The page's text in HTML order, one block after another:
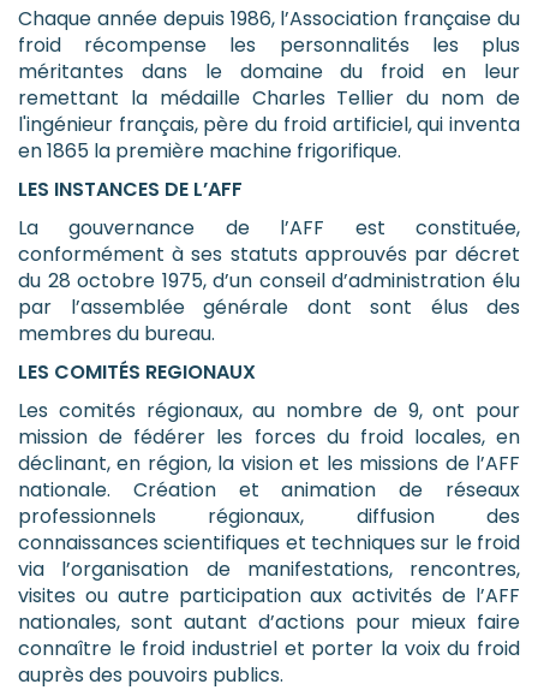
Chaque année depuis 1986, l’Association française du
froid récompense les personnalités les plus
méritantes dans le domaine du froid en leur
remettant la médaille Charles Tellier du nom de
l'ingénieur français, père du froid artificiel, qui inventa
en 1865 la première machine frigorifique.
LES INSTANCES DE L’AFF
La gouvernance de l’AFF est constituée,
conformément à ses statuts approuvés par décret
du 28 octobre 1975, d’un conseil d’administration élu
par l’assemblée générale dont sont élus des
membres du bureau.
LES COMITÉS REGIONAUX
Les comités régionaux, au nombre de 9, ont pour
mission de fédérer les forces du froid locales, en
déclinant, en région, la vision et les missions de l’AFF
nationale. Création et animation de réseaux
professionnels régionaux, diffusion des
connaissances scientifiques et techniques sur le froid
via l’organisation de manifestations, rencontres,
visites ou autre participation aux activités de l’AFF
nationales, sont autant d’actions pour mieux faire
connaître le froid industriel et porter la voix du froid
auprès des pouvoirs publics.